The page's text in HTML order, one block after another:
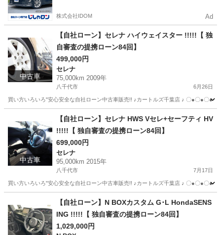
株式会社IDOM Ad
中古車
【自社ローン】セレナ ハイウェイスター !!!!!【 独
自審査の提携ローン84回】
499,000円
セレナ
75,000km 2009年
八千代市 6月26日
買い方いろいろ"安心安全な自社ローン中古車販売!! ♪カートルズ千葉店 ♪ 〇●〇●〇
セレナ カートルズ
中古車
【自社ローン】セレナ HWS Vセレ+セーフティ HV
!!!!!【 独自審査の提携ローン84回】
699,000円
セレナ
95,000km 2015年
八千代市 7月17日
買い方いろいろ"安心安全な自社ローン中古車販売!! ♪カートルズ千葉店 ♪ 〇●〇●〇
セレナ カートルズ
【自社ローン】N BOXカスタム G･L HondaSENS
ING !!!!!【 独自審査の提携ローン84回】
1,029,000円